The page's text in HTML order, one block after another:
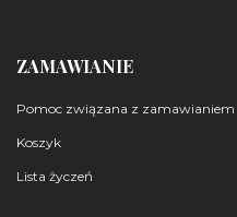
ZAMAWIANIE
Pomoc związana z zamawianiem
Koszyk
Lista życzeń